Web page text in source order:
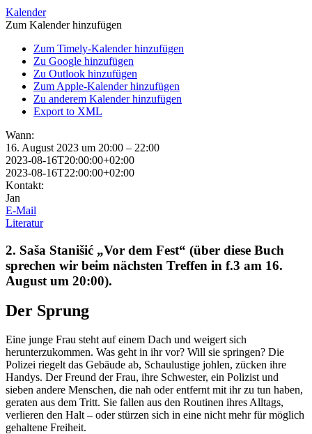
Kalender
Zum Kalender hinzufügen
Zum Timely-Kalender hinzufügen
Zu Google hinzufügen
Zu Outlook hinzufügen
Zum Apple-Kalender hinzufügen
Zu anderem Kalender hinzufügen
Export to XML
Wann:
16. August 2023 um 20:00 – 22:00
2023-08-16T20:00:00+02:00
2023-08-16T22:00:00+02:00
Kontakt:
Jan
E-Mail
Literatur
2. Saša Stanišić „Vor dem Fest“ (über diese Buch
sprechen wir beim nächsten Treffen in f.3 am 16.
August um 20:00).
Der Sprung
Eine junge Frau steht auf einem Dach und weigert sich
herunterzukommen. Was geht in ihr vor? Will sie springen? Die
Polizei riegelt das Gebäude ab, Schaulustige johlen, zücken ihre
Handys. Der Freund der Frau, ihre Schwester, ein Polizist und
sieben andere Menschen, die nah oder entfernt mit ihr zu tun haben,
geraten aus dem Tritt. Sie fallen aus den Routinen ihres Alltags,
verlieren den Halt – oder stürzen sich in eine nicht mehr für möglich
gehaltene Freiheit.